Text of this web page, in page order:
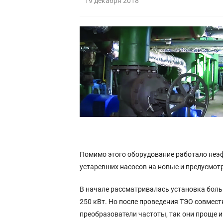
Помимо этого оборудование работало
устаревших насосов на новые и
В начале рассматривалась установка
250 кВт. Но после проведения ТЭО
преобразователи частоты, так они проще